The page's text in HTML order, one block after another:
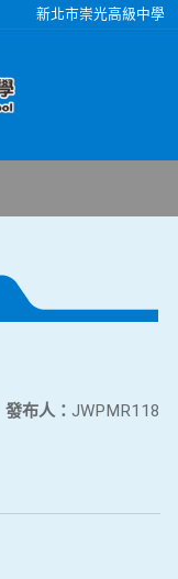
新北市崇光高級中學
發布人： JWPMR118